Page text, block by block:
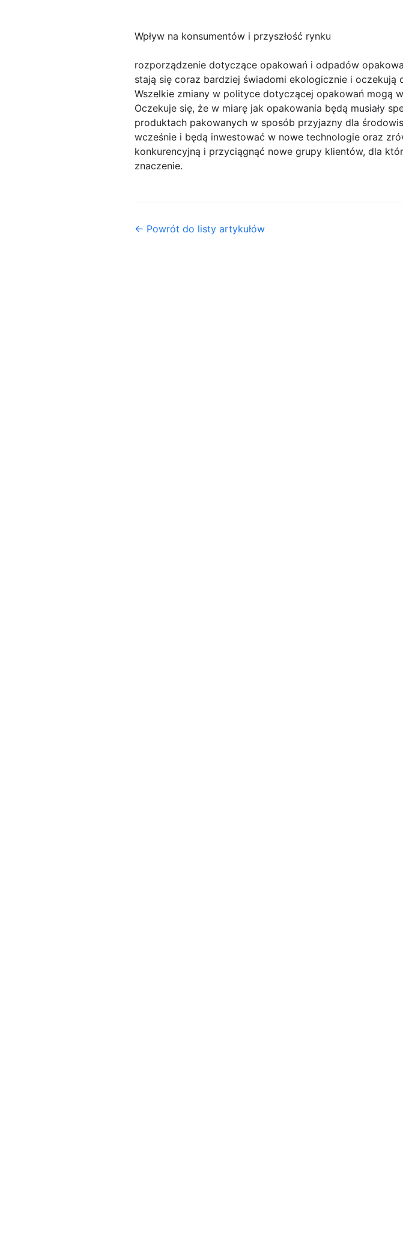
Wpływ na konsumentów i przyszłość rynku
rozporządzenie dotyczące opakowań i odpadów
stają się coraz bardziej świadomi ekologicznie i
Wszelkie zmiany w polityce dotyczącej opakowań mogą
Oczekuje się, że w miarę jak opakowania będą musiały
produktach pakowanych w sposób przyjazny dla
wcześnie i będą inwestować w nowe technologie oraz
konkurencyjną i przyciągnąć nowe grupy klientów, dla
znaczenie.
← Powrót do listy artykułów